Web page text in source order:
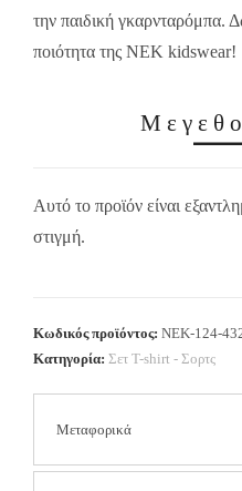
την παιδική γκαρνταρόμπα.
ποιότητα της NEK kidswear!
Αυτό το προϊόν είναι
στιγμή.
Κωδικός προϊόντος: NEK-124-
Κατηγορία: Σετ Τ-shirt - Σορτς
Μεταφορικά